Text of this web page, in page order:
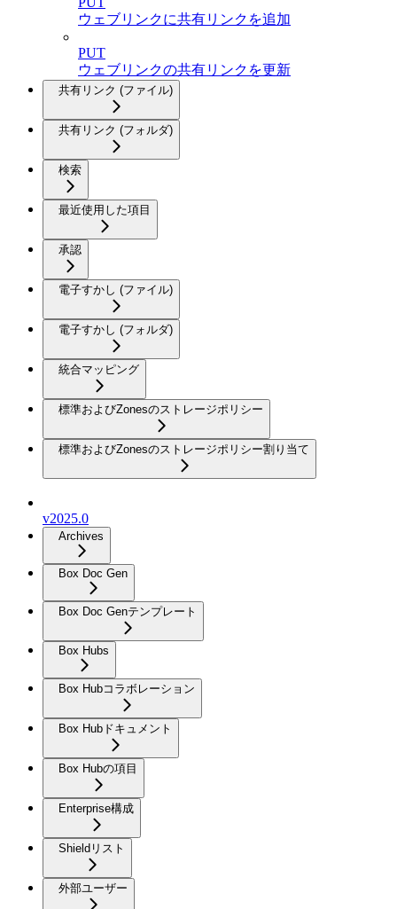
ウェブリンクに共有リンクを追加
PUT
ウェブリンクの共有リンクを更新
共有リンク (ファイル)
共有リンク (フォルダ)
検索
最近使用した項目
承認
電子すかし (ファイル)
電子すかし (フォルダ)
統合マッピング
標準およびZonesのストレージポリシー
標準およびZonesのストレージポリシー割り当て
v2025.0
Archives
Box Doc Gen
Box Doc Genテンプレート
Box Hubs
Box Hubコラボレーション
Box Hubドキュメント
Box Hubの項目
Enterprise構成
Shieldリスト
外部ユーザー